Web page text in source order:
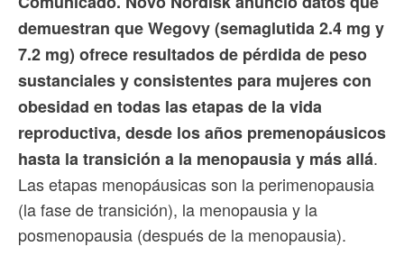
demuestran que Wegovy (semaglutida 2.4 mg y
7.2 mg) ofrece resultados de pérdida de peso
sustanciales y consistentes para mujeres con
obesidad en todas las etapas de la vida
reproductiva, desde los años premenopáusicos
hasta la transición a la menopausia y más allá.
Las etapas menopáusicas son la perimenopausia
(la fase de transición), la menopausia y la
posmenopausia (después de la menopausia).